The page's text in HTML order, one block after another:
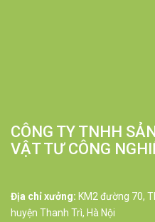
CÔNG TY TNHH
VẬT TƯ CÔNG
Địa chỉ xưởng: KM2 đường 70,
huyện Thanh Trì, Hà Nội